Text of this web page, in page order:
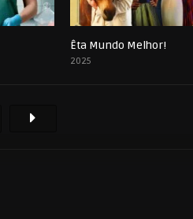
Êta Mundo Melhor!
2025